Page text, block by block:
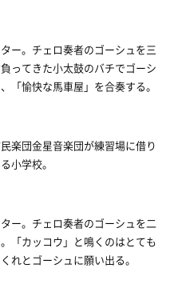
ー。チェロ奏者のゴーシュを三
ってきた小太鼓のバチでゴーシ
「愉快な馬車屋」を合奏する。
楽団金星音楽団が練習場に借り
小学校。
ー。チェロ奏者のゴーシュを二
「カッコウ」と鳴くのはとても
れとゴーシュに願い出る。